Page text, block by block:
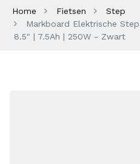
Home Fietsen
Step
Markboard Elektrische
8.5" | 7.5Ah | 250W - Zwart